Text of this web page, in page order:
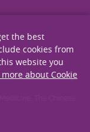
Web Accessibility
The Chinese
the best
cookies from
website you
more about Cookie